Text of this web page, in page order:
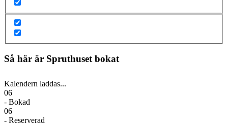
Så här är Spruthuset bokat
Kalendern laddas...
06
- Bokad
06
- Reserverad